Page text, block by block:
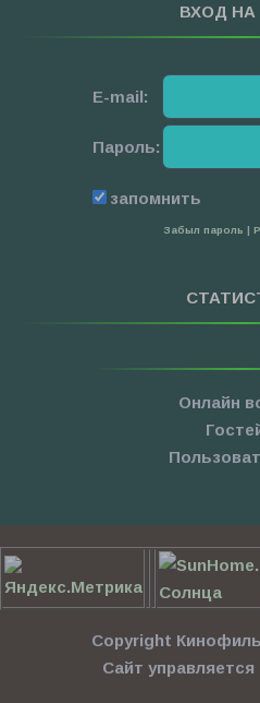
ВХОД НА
E-mail:
Пароль:
запомнить
Забыл пароль
Онлайн
Copyright
Сайт